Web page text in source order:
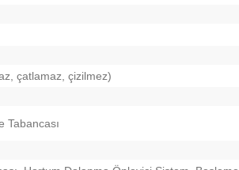
çatlamaz, çizilmez)
Tabancası